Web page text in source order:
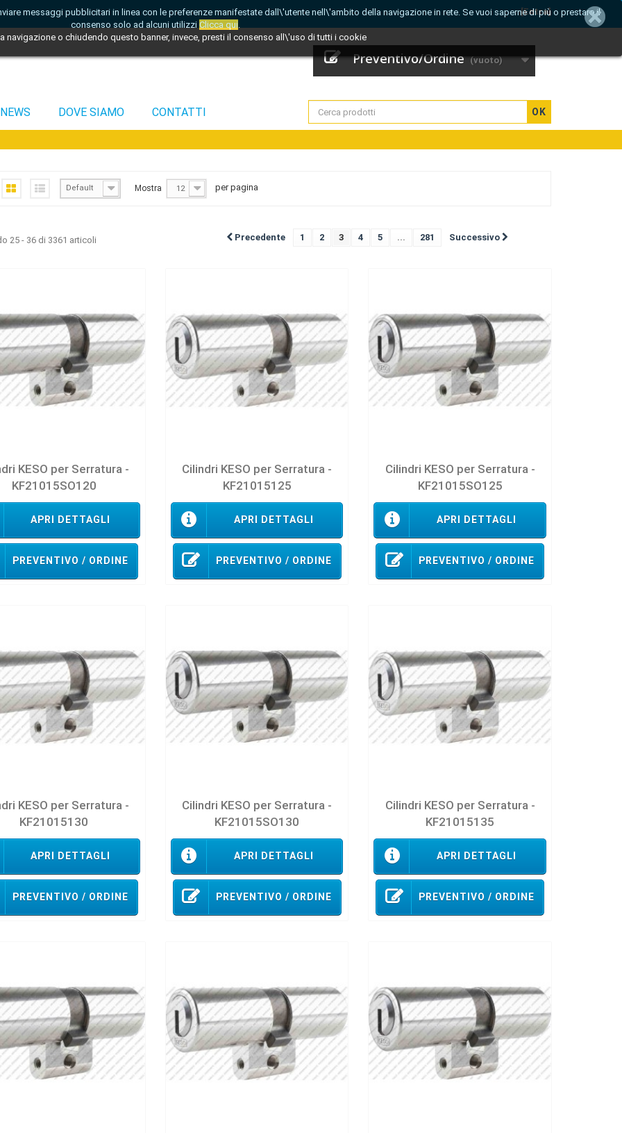
[Entra]
Preventivo/Ordine (vuoto)
NEWS DOVE SIAMO CONTATTI OK
messaggi pubblicitari in linea con le preferenze manifestate dall\'utente nell\'ambito della navigazione in rete. Se vuoi saperne di più o prestare il
consenso solo ad alcuni utilizzi Clicca qui.
navigazione o chiudendo questo banner, invece, presti il consenso all\'uso di tutti i cookie
Default Mostra 12 per pagina
Precedente 1 2 3 4 5 ... 281 Successivo
25 - 36 di 3361 articoli
KESO per Serratura -
KF21015SO120
APRI DETTAGLI
PREVENTIVO / ORDINE
Cilindri KESO per Serratura -
KF21015125
APRI DETTAGLI
PREVENTIVO / ORDINE
Cilindri KESO per Serratura -
KF21015SO125
APRI DETTAGLI
PREVENTIVO / ORDINE
KESO per Serratura -
KF21015130
APRI DETTAGLI
PREVENTIVO / ORDINE
Cilindri KESO per Serratura -
KF21015SO130
APRI DETTAGLI
PREVENTIVO / ORDINE
Cilindri KESO per Serratura -
KF21015135
APRI DETTAGLI
PREVENTIVO / ORDINE